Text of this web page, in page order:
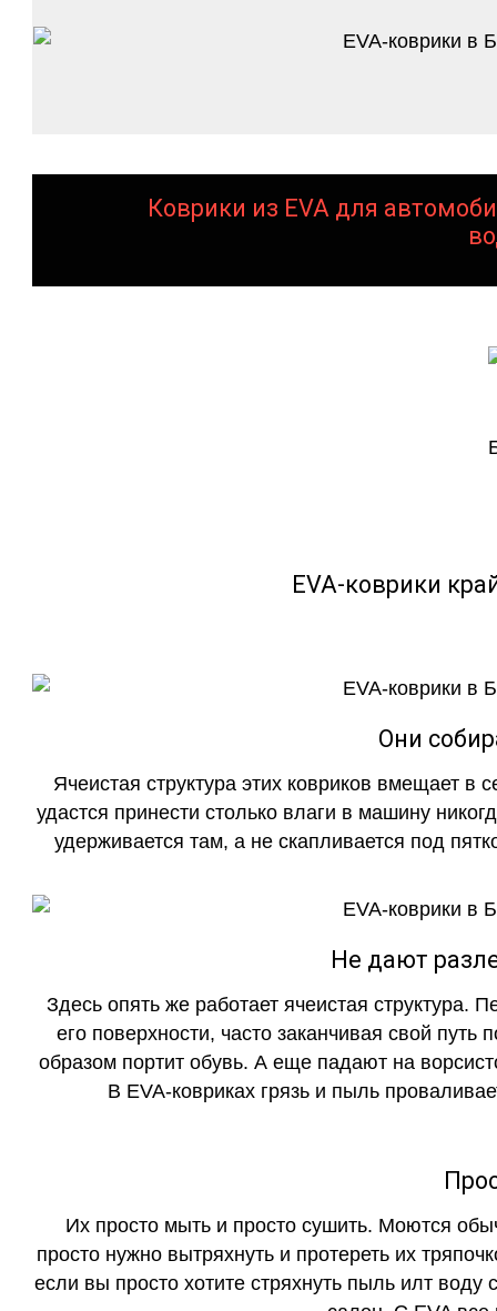
Коврики из EVA для
EVA-коврики
Они
Ячеистая структура этих ковриков вмещает в
удастся принести столько влаги в машину
удерживается там, а не скапливается под
Не дают
Здесь опять же работает ячеистая структура.
его поверхности, часто заканчивая свой
образом портит обувь. А еще падают на
В EVA-ковриках грязь и пыль
Их просто мыть и просто сушить. Моются
просто нужно вытряхнуть и протереть их
если вы просто хотите стряхнуть пыль илт воду